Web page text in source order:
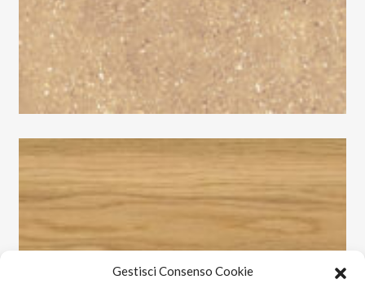
Gestisci Consenso Cookie